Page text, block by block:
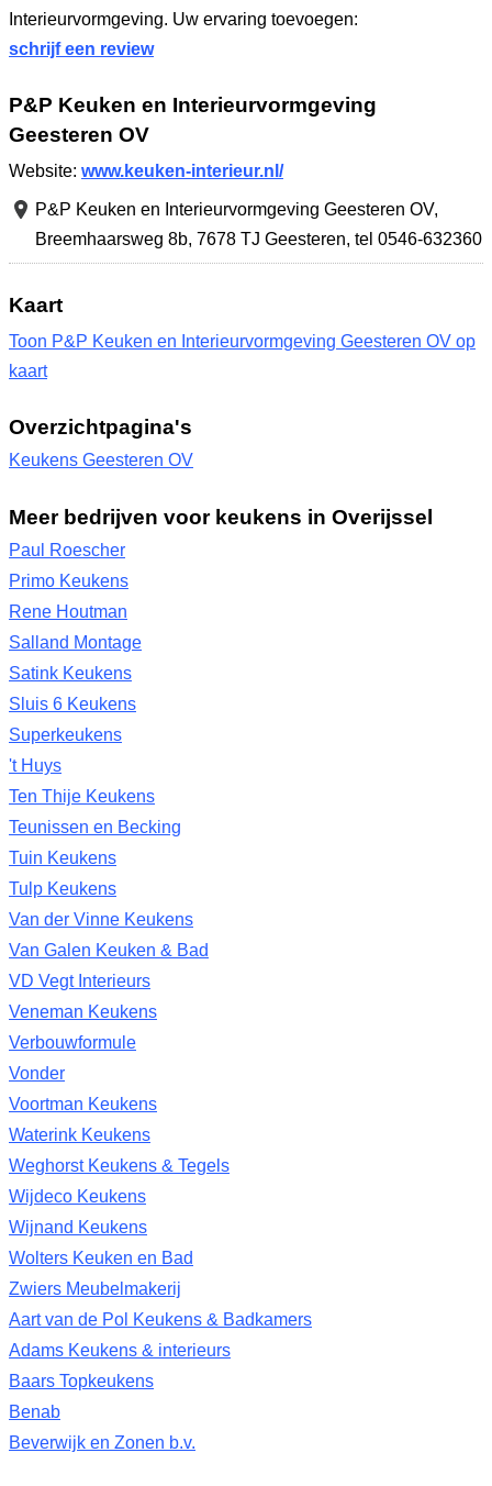
Interieurvormgeving. Uw ervaring toevoegen:
schrijf een review
P&P Keuken en Interieurvormgeving
Geesteren OV
Website: www.keuken-interieur.nl/
P&P Keuken en Interieurvormgeving Geesteren OV,
Breemhaarsweg 8b, 7678 TJ Geesteren, tel 0546-632360
Kaart
Toon P&P Keuken en Interieurvormgeving Geesteren OV op
kaart
Overzichtpagina's
Keukens Geesteren OV
Meer bedrijven voor keukens in Overijssel
Paul Roescher
Primo Keukens
Rene Houtman
Salland Montage
Satink Keukens
Sluis 6 Keukens
Superkeukens
't Huys
Ten Thije Keukens
Teunissen en Becking
Tuin Keukens
Tulp Keukens
Van der Vinne Keukens
Van Galen Keuken & Bad
VD Vegt Interieurs
Veneman Keukens
Verbouwformule
Vonder
Voortman Keukens
Waterink Keukens
Weghorst Keukens & Tegels
Wijdeco Keukens
Wijnand Keukens
Wolters Keuken en Bad
Zwiers Meubelmakerij
Aart van de Pol Keukens & Badkamers
Adams Keukens & interieurs
Baars Topkeukens
Benab
Beverwijk en Zonen b.v.